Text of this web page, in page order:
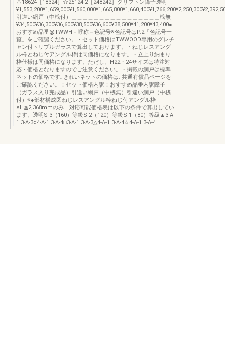
△18624［18324］☆25124-2［248242］クリプトン障子透明
引違い網戸（中桟付）＿＿＿＿＿＿＿＿＿＿＿＿＿＿＿＿桟無
¥34,500¥36,300¥36,600¥38,500¥36,600¥38,500¥41,200¥43,400●
おすすめ品番@TWWH－呼称－色記号※色記号はP.2「色記号一
覧」をご確認ください。・セット価格はTWWOOD専用のグレチ
ャン付トリプルガラスで算出しております。・ねじレスアング
ル枠とねじ付アングル枠は同価格になります。・立上り納まり
枠仕様は同価格になります。ただし、H22・24サイズは特注対
応・価格となりますのでご注意ください。・掲載の網戸は標準
ネットの価格です｡きれいネットの価格は､共通有償品ページを
ご確認ください。：セット価格内訳：おすすめ品番内訳障子
（ガラス入り完成品）引違い網戸（中桟無）引違い網戸（中桟
付）※●部材構成図ねじレスアングル枠ねじ付アングル枠
※H≦2,368mmのみ 対応可能価格表は以下の条件で算出してい
ます。透明S-3（160）等級S-2（120）等級S-1（80）等級▲3-A-
1.3-A-3○4-A-1.3-A-4□3-A-1.3-A-3△4-A-1.3-A-4☆4-A-1.3-A-4